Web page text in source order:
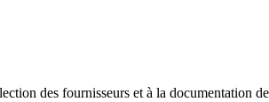
des fournisseurs et à la documentation